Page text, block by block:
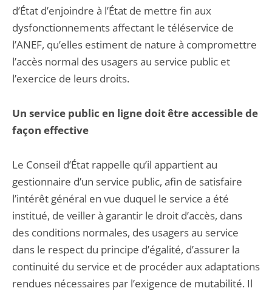
d’État d’enjoindre à l’État de mettre fin aux
dysfonctionnements affectant le téléservice de
l’ANEF, qu’elles estiment de nature à compromettre
l’accès normal des usagers au service public et
l’exercice de leurs droits.
Un service public en ligne doit être accessible de
façon effective
Le Conseil d’État rappelle qu’il appartient au
gestionnaire d’un service public, afin de satisfaire
l’intérêt général en vue duquel le service a été
institué, de veiller à garantir le droit d’accès, dans
des conditions normales, des usagers au service
dans le respect du principe d’égalité, d’assurer la
continuité du service et de procéder aux adaptations
rendues nécessaires par l’exigence de mutabilité. Il